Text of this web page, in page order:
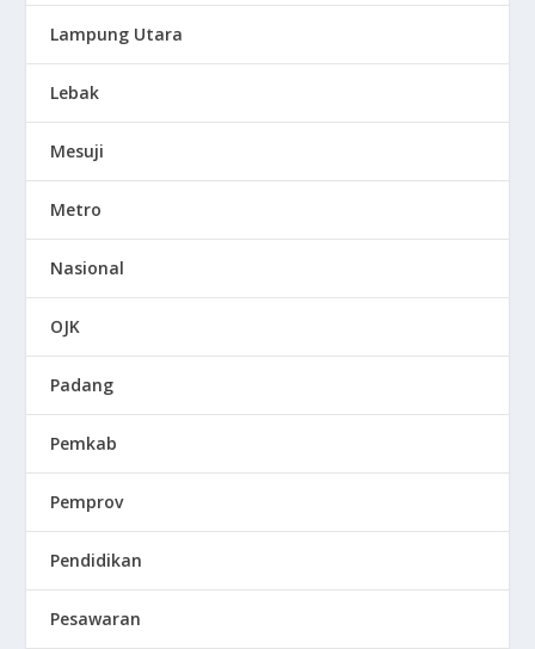
Lampung Utara
Lebak
Mesuji
Metro
Nasional
OJK
Padang
Pemkab
Pemprov
Pendidikan
Pesawaran